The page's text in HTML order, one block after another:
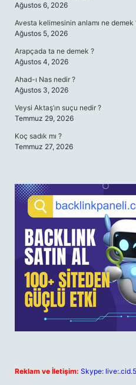
Ağustos 6, 2026
Avesta kelimesinin anlamı ne demek
Ağustos 5, 2026
Arapçada ta ne demek ?
Ağustos 4, 2026
Ahad-ı Nas nedir ?
Ağustos 3, 2026
Veysi Aktaş’ın suçu nedir ?
Temmuz 29, 2026
Koç sadık mı ?
Temmuz 27, 2026
Reklam ve İletişim: Skype: